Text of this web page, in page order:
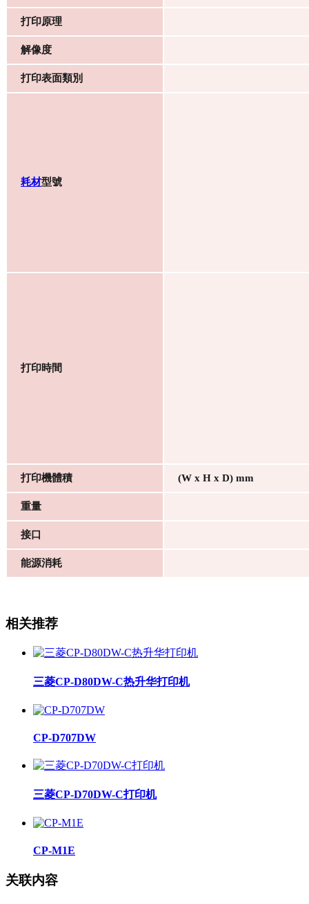
打印原理
解像度
打印表面類別
耗材型號
打印時間
打印機體積 (W x H x D) mm
重量
接口
能源消耗
相关推荐
三菱CP-D80DW-C热升华打印机
CP-D707DW
三菱CP-D70DW-C打印机
CP-M1E
关联内容